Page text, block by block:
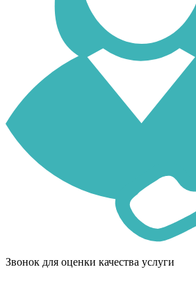
Звонок для оценки качества услуги